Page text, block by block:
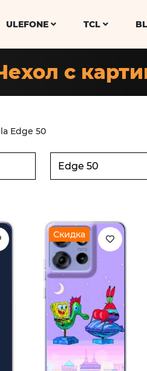
ULEFONE TCL
с
Edge 50
Скидка